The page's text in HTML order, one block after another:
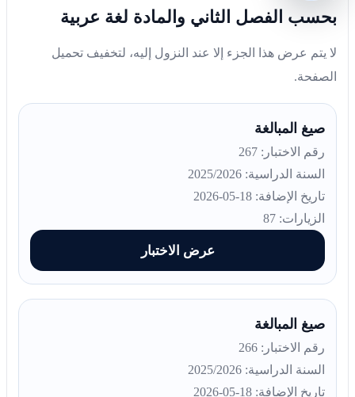
بحسب الفصل الثاني والمادة لغة عربية
لا يتم عرض هذا الجزء إلا عند النزول إليه، لتخفيف تحميل
الصفحة.
صيغ المبالغة
رقم الاختبار: 267
السنة الدراسية: 2025/2026
تاريخ الإضافة: 18-05-2026
الزيارات: 87
عرض الاختبار
صيغ المبالغة
رقم الاختبار: 266
السنة الدراسية: 2025/2026
تاريخ الإضافة: 18-05-2026